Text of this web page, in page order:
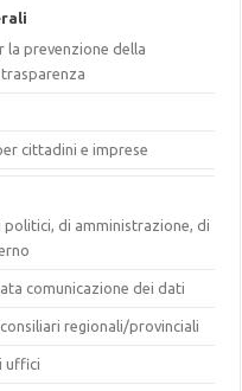
la prevenzione della
cittadini e imprese
di amministrazione, di
comunicazione dei dati
regionali/provinciali
uffici